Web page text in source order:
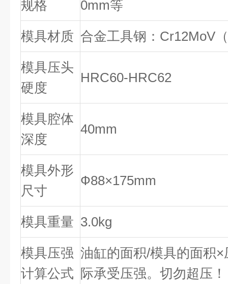
规格 0mm等
模具材质 合金工具钢：Cr12MoV
模具压头
硬度
HRC60-HRC62
模具腔体
深度
40mm
模具外形
尺寸
Ф88×175mm
模具重量 3.0kg
模具压强
计算公式
油缸的面积/模具的面积
际承受压强。切勿超压！